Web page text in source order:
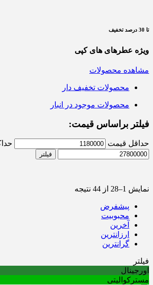
تا 30 درصد تخفیف
ویژه عطرهای های کپی
مشاهده محصولات
محصولات تخفیف دار
محصولات موجود در انبار
فیلتر براساس قیمت:
حداقل قیمت
فیلتر
نمایش 1–28 از 44 نتیجه
پیشفرض
محبوبیت
آخرین
ارزانترین
گرانترین
فیلتر
اورجینال
مسترکوالیتی